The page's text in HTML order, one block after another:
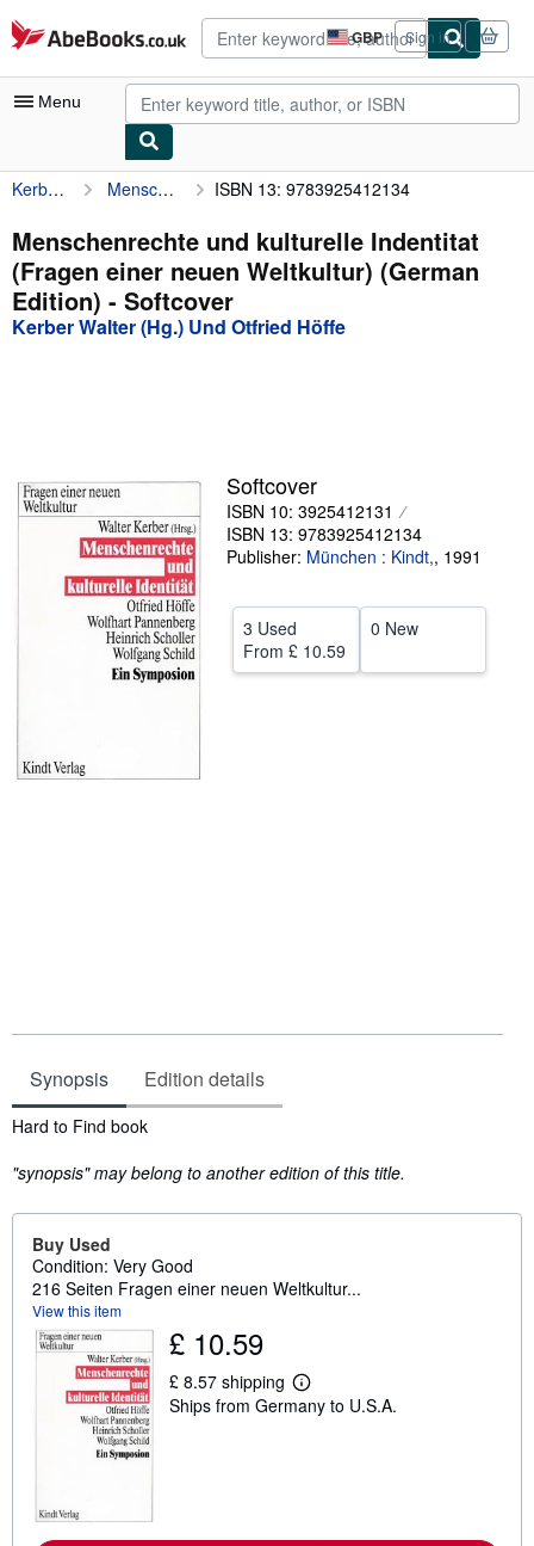
Skip to main content
AbeBooks.co.uk GBP
Site
shopping
preferences
Sign in
Menu
My Account
My Purchases
Advanced Search
Browse Collections
Sellers
Start Selling
CLOSE
Kerber Walter (Hg.) Und Otfried Höffe Menschenrechte und kulturelle Indentitat (Fragen einer neuen Weltkultur) (German Edition) ISBN 13: 9783925412134
Menschenrechte und kulturelle Indentitat
(Fragen einer neuen Weltkultur) (German
Edition) - Softcover
Kerber Walter (Hg.) Und Otfried Höffe
Softcover
ISBN 10: 3925412131
ISBN 13: 9783925412134
Publisher: München : Kindt,, 1991
3 Used
From £ 10.59
0 New
Synopsis Edition details
Synopsis
Hard to Find book
"synopsis" may belong to another edition of this title.
Buy Used
Condition: Very Good
216 Seiten Fragen einer neuen Weltkultur...
View this item
£ 10.59
£ 8.57 shipping
L
e
Ships from Germany to U.S.A.